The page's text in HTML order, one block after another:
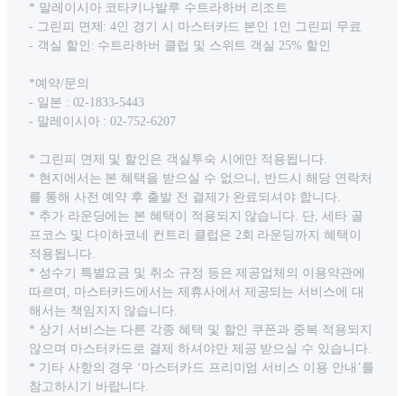
* 말레이시아 코타키나발루 수트라하버 리조트
- 그린피 면제: 4인 경기 시 마스터카드 본인 1인 그린피 무료
- 객실 할인: 수트라하버 클럽 및 스위트 객실 25% 할인
*예약/문의
- 일본 : 02-1833-5443
- 말레이시아 : 02-752-6207
* 그린피 면제 및 할인은 객실투숙 시에만 적용됩니다.
* 현지에서는 본 혜택을 받으실 수 없으니, 반드시 해당 연락처
를 통해 사전 예약 후 출발 전 결제가 완료되셔야 합니다.
* 추가 라운딩에는 본 혜택이 적용되지 않습니다. 단, 세타 골
프코스 및 다이하코네 컨트리 클럽은 2회 라운딩까지 혜택이
적용됩니다.
* 성수기 특별요금 및 취소 규정 등은 제공업체의 이용약관에
따르며, 마스터카드에서는 제휴사에서 제공되는 서비스에 대
해서는 책임지지 않습니다.
* 상기 서비스는 다른 각종 혜택 및 할인 쿠폰과 중복 적용되지
않으며 마스터카드로 결제 하셔야만 제공 받으실 수 있습니다.
* 기타 사항의 경우 ‘마스터카드 프리미엄 서비스 이용 안내’를
참고하시기 바랍니다.